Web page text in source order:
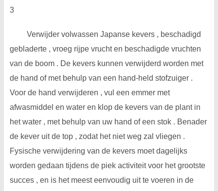
3
Verwijder volwassen Japanse kevers , beschadigd
gebladerte , vroeg rijpe vrucht en beschadigde vruchten
van de boom . De kevers kunnen verwijderd worden met
de hand of met behulp van een hand-held stofzuiger .
Voor de hand verwijderen , vul een emmer met
afwasmiddel en water en klop de kevers van de plant in
het water , met behulp van uw hand of een stok . Benader
de kever uit de top , zodat het niet weg zal vliegen .
Fysische verwijdering van de kevers moet dagelijks
worden gedaan tijdens de piek activiteit voor het grootste
succes , en is het meest eenvoudig uit te voeren in de